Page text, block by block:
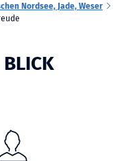
Nordsee, Jade, Weser